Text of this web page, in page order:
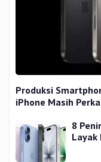
Produksi
iPhone Masih
8
Layak